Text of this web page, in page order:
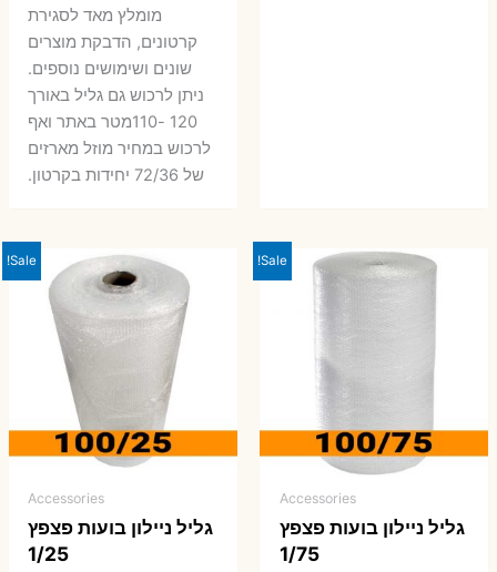
מומלץ מאד לסגירת
קרטונים, הדבקת מוצרים
שונים ושימושים נוספים.
ניתן לרכוש גם גליל באורך
120 -110מטר באתר ואף
לרכוש במחיר מוזל מארזים
של 72/36 יחידות בקרטון.
Sale!
Accessories
גליל ניילון בועות פצפץ
1/75
Sale!
Accessories
גליל ניילון בועות פצפץ
1/25